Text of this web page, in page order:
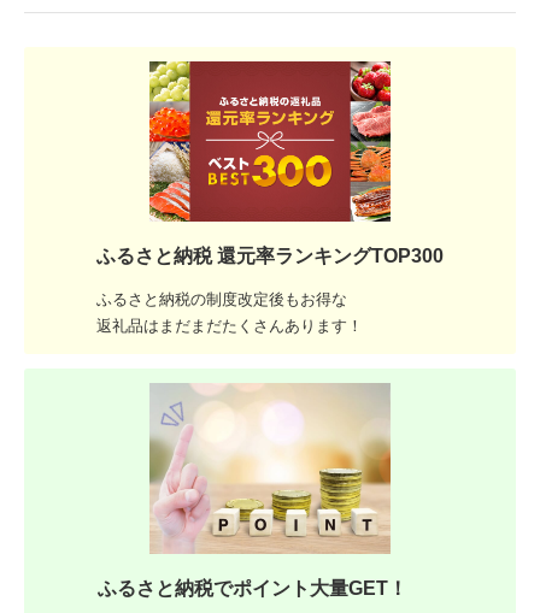
ふるさと納税 還元率ランキングTOP300
ふるさと納税の制度改定後もお得な
返礼品はまだまだたくさんあります！
ふるさと納税でポイント大量GET！